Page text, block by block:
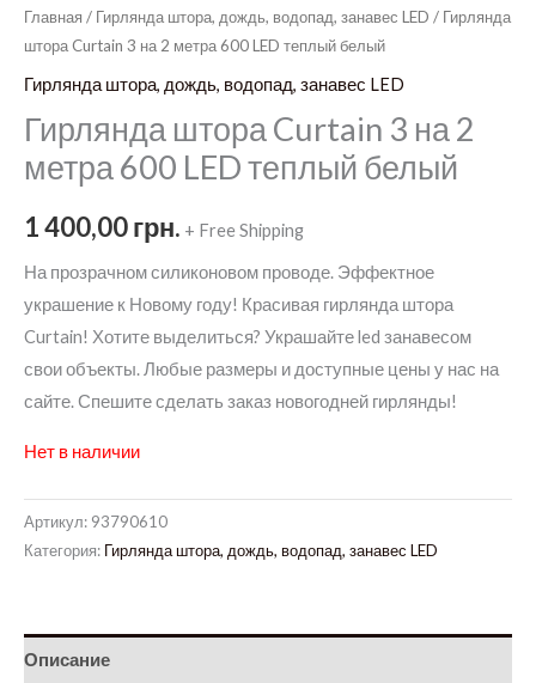
Главная / Гирлянда штора, дождь, водопад, занавес LED / Гирлянда
штора Curtain 3 на 2 метра 600 LED теплый белый
Гирлянда штора, дождь, водопад, занавес LED
Гирлянда штора Curtain 3 на 2
метра 600 LED теплый белый
1 400,00грн. + Free Shipping
На прозрачном силиконовом проводе. Эффектное
украшение к Новому году! Красивая гирлянда штора
Curtain! Хотите выделиться? Украшайте led занавесом
свои объекты. Любые размеры и доступные цены у нас на
сайте. Спешите сделать заказ новогодней гирлянды!
Нет в наличии
Артикул: 93790610
Категория: Гирлянда штора, дождь, водопад, занавес LED
Описание